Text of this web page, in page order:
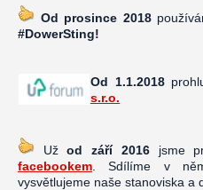
Od prosince 2018
#DowerSting!
Od 1.1.2018
s.r.o.
Užod září 2016jsme
facebookem . Sdílíme v
vysvětlujeme naše stanoviska a